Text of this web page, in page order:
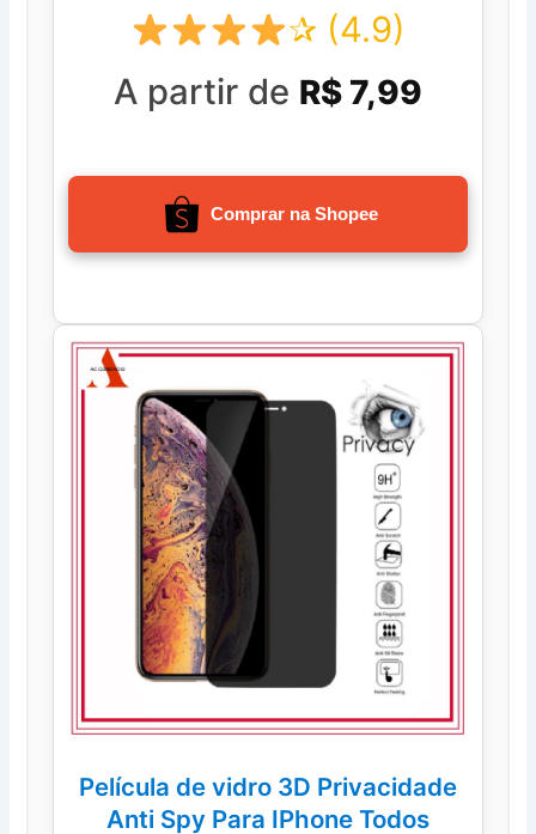
Promoção✰ (4.9)
A partir de R$ 7,99
Comprar na Shopee
Película de vidro 3D Privacidade
Anti Spy Para IPhone Todos